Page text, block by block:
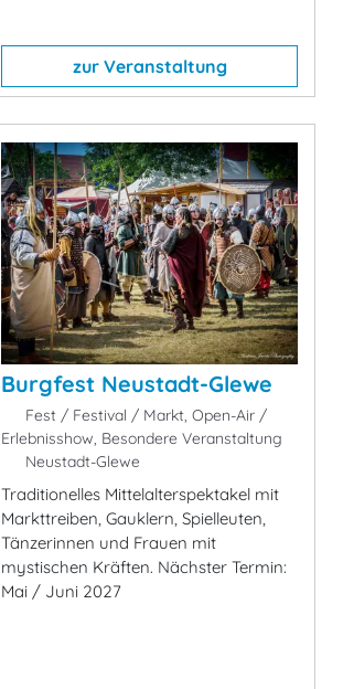
zur Veranstaltung
Burgfest Neustadt-Glewe
Fest / Festival / Markt, Open-Air /
Erlebnisshow, Besondere Veranstaltung
Neustadt-Glewe
Traditionelles Mittelalterspektakel mit
Markttreiben, Gauklern, Spielleuten,
Tänzerinnen und Frauen mit
mystischen Kräften. Nächster Termin:
Mai / Juni 2027